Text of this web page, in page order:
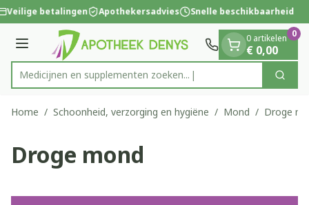
Ga naar de inhoud
1 van 1
Veilige betalingen Apothekersadvies Snelle beschikbaarheid
Menu
Product, merk, categorie...
Medicijnen en supplemente Zoek
0 artikelen
€ 0,00
0
Home / Schoonheid, verzorging en hygiëne / Mond / Droge
Droge mond